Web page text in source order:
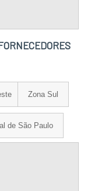
Zona Sul
de São Paulo